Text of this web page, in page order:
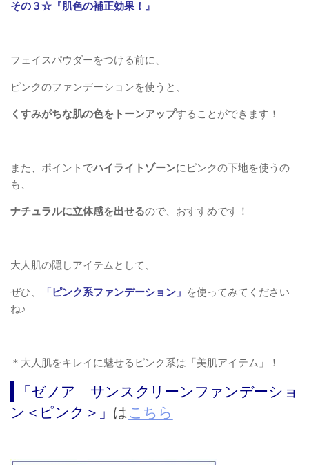
その３☆『肌色の補正効果！』
フェイスパウダーをつける前に、
ピンクのファンデーションを使うと、
くすみがちな肌の色をトーンアップすることができます！
また、ポイントでハイライトゾーンにピンクの下地を使うの
も、
ナチュラルに立体感を出せるので、おすすめです！
大人肌の隠しアイテムとして、
ぜひ、 「ピンク系ファンデーション」 を使ってみてください
ね♪
＊大人肌をキレイに魅せるピンク系は「美肌アイテム」！
「ゼノア サンスクリーンファンデーショ
ン＜ピンク＞」 はこちら